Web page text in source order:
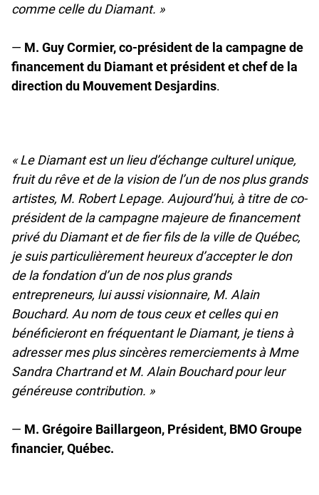
comme celle du Diamant. »
— M. Guy Cormier, co-président de la campagne de
financement du Diamant et président et chef de la
direction du Mouvement Desjardins.
« Le Diamant est un lieu d’échange culturel unique,
fruit du rêve et de la vision de l’un de nos plus grands
artistes, M. Robert Lepage. Aujourd’hui, à titre de co-
président de la campagne majeure de financement
privé du Diamant et de fier fils de la ville de Québec,
je suis particulièrement heureux d’accepter le don
de la fondation d’un de nos plus grands
entrepreneurs, lui aussi visionnaire, M. Alain
Bouchard. Au nom de tous ceux et celles qui en
bénéficieront en fréquentant le Diamant, je tiens à
adresser mes plus sincères remerciements à Mme
Sandra Chartrand et M. Alain Bouchard pour leur
généreuse contribution. »
— M. Grégoire Baillargeon, Président, BMO Groupe
financier, Québec.